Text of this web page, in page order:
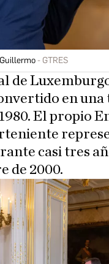
GTRES
de
en
El propio
casi tres
de 2000.